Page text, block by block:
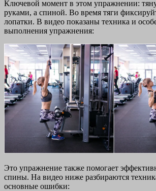
Ключевой момент в этом упражнении:
руками, а спиной. Во время тяги
лопатки. В видео показаны техника и
выполнения упражнения:
Это упражнение также помогает
спины. На видео ниже разбираются
основные ошибки: